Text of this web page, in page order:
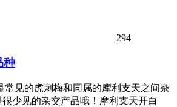
294
种
常见的虎刺梅和同属的摩利支天之间杂
少见的杂交产品哦！摩利支天开白